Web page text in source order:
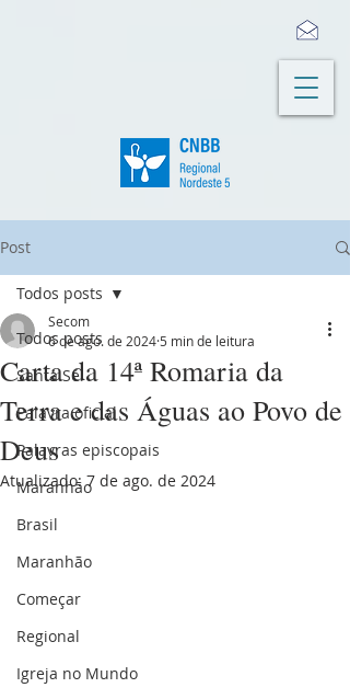
Post
Todos posts
Santa Sé
Palavra oficial
Palavras episcopais
Maranhão
Brasil
Maranhão
Começar
Regional
Igreja no Mundo
Todos posts
Carta da 14ª Romaria da
Terra e das Águas ao Povo de
Deus
Secom
6 de ago. de 2024 5 min de leitura
Atualizado:7 de ago. de 2024